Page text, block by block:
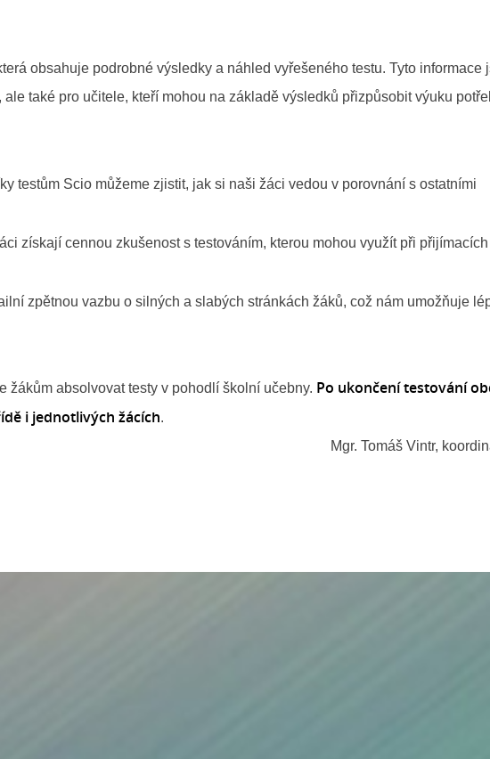
obsahuje podrobné výsledky a náhled vyřešeného testu. Tyto informace
také pro učitele, kteří mohou na základě výsledků přizpůsobit výuku
testům Scio můžeme zjistit, jak si naši žáci vedou v porovnání s ostatními
získají cennou zkušenost s testováním, kterou mohou využít při přijímacích
zpětnou vazbu o silných a slabých stránkách žáků, což nám umožňuje
žákům absolvovat testy v pohodlí školní učebny. Po ukončení testování
i jednotlivých žácích.
Mgr. Tomáš Vintr,